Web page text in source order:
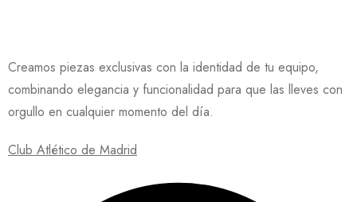
Creamos piezas exclusivas con la identidad de tu equipo,
combinando elegancia y funcionalidad para que las lleves con
orgullo en cualquier momento del día.
Club Atlético de Madrid